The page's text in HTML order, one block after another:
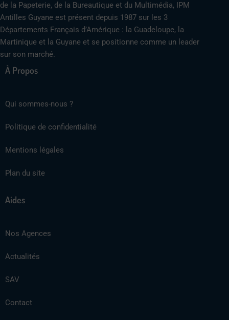
de la Papeterie, de la Bureautique et du Multimédia, IPM
Antilles Guyane est présent depuis 1987 sur les 3
Départements Français d’Amérique : la Guadeloupe, la
Martinique et la Guyane et se positionne comme un leader
sur son marché.
À Propos
Qui sommes-nous ?
Politique de confidentialité
Mentions légales
Plan du site
Aides
Nos Agences
Actualités
SAV
Contact